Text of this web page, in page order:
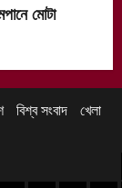
মোটা
বিশ্ব সংবাদ খেলা